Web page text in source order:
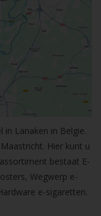
in Lanaken in Belgie.
Hier kunt u
bestaat E-
Wegwerp e-
e-sigaretten.